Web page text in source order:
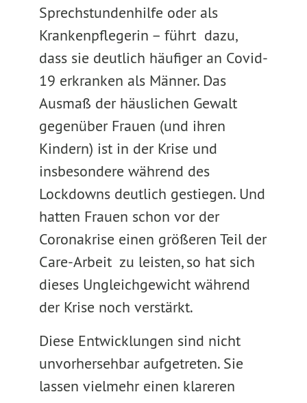
Sprechstundenhilfe oder als
Krankenpflegerin – führt dazu,
dass sie deutlich häufiger an Covid-
19 erkranken als Männer. Das
Ausmaß der häuslichen Gewalt
gegenüber Frauen (und ihren
Kindern) ist in der Krise und
insbesondere während des
Lockdowns deutlich gestiegen. Und
hatten Frauen schon vor der
Coronakrise einen größeren Teil der
Care-Arbeit zu leisten, so hat sich
dieses Ungleichgewicht während
der Krise noch verstärkt.
Diese Entwicklungen sind nicht
unvorhersehbar aufgetreten. Sie
lassen vielmehr einen klareren